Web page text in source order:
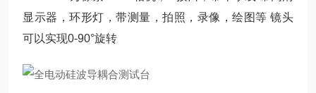
显示器，环形灯，带测量，拍照，录像，绘图等 镜头
可以实现0-90°旋转